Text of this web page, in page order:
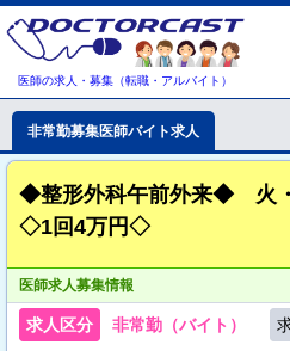
医師の求人・募集（転職・アルバイト）
非常勤募集医師バイト求人
◆整形外科午前外来◆ 火
◇1回4万円◇
医師求人募集情報
求人区分 非常勤（バイト）